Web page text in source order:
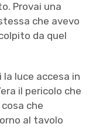
Provai una
che avevo
da quel
la luce accesa in
il pericolo che
che
al tavolo